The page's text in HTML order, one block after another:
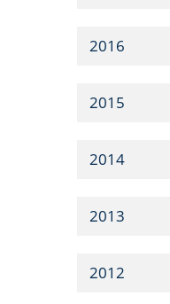
2016
2015
2014
2013
2012